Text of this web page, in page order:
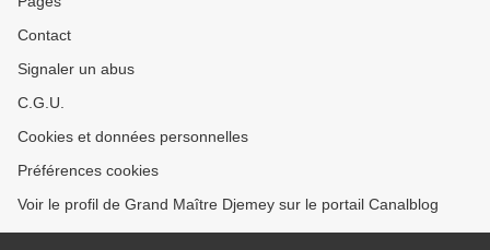
Contact
Signaler un abus
C.G.U.
Cookies et données personnelles
Préférences cookies
Voir le profil de Grand Maître Djemey sur le portail Canalblog